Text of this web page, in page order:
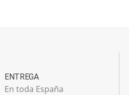
ENTREGA
En toda España